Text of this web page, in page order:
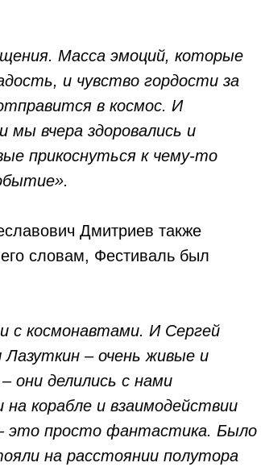
Масса эмоций, которые
и чувство гордости за
в космос. И
вчера здоровались и
прикоснуться к чему-то
Дмитриев также
словам, Фестиваль был
с космонавтами. И Сергей
Лазуткин – очень живые и
они делились с нами
корабле и взаимодействии
– это просто фантастика. Было
на расстоянии полутора